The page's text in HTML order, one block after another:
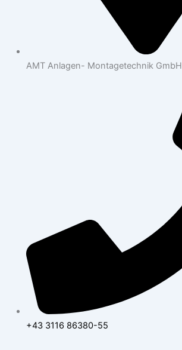
AMT Anlagen- Montagetechnik GmbH
+43 3116 86380-55